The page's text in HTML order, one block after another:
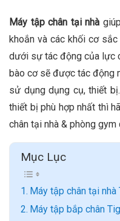
Máy tập chân tại nhà
khoắn và các khối cơ
dưới sự tác động của lực
bào cơ sẽ được tác động
sử dụng dụng cụ, thiết
thiết bị phù hợp nhất thì
chân tại nhà & phòng
Mục Lục
Máy tập chân tại
Máy tập bắp chân